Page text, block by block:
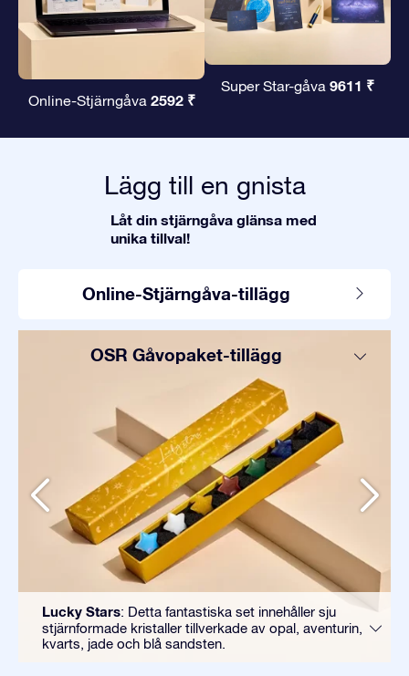
Online-Stjärngåva 2592 ₹
Super Star-gåva 9611 ₹
Lägg till en gnista
Låt din stjärngåva glänsa med
unika tillval!
Online-Stjärngåva-tillägg
OSR Gåvopaket-tillägg
Lucky Stars: Detta fantastiska set innehåller sju
stjärnformade kristaller tillverkade av opal, aventurin,
kvarts, jade och blå sandsten.